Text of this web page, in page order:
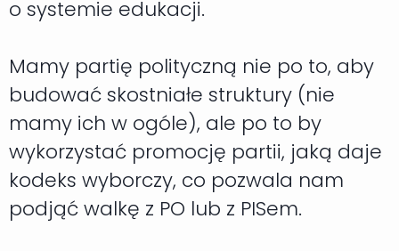
o systemie edukacji.
Mamy partię polityczną nie po to, aby
budować skostniałe struktury (nie
mamy ich w ogóle), ale po to by
wykorzystać promocję partii, jaką daje
kodeks wyborczy, co pozwala nam
podjąć walkę z PO lub z PISem.